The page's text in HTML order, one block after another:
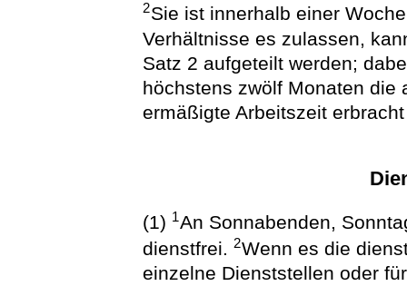
2Sie ist innerhalb einer
Verhältnisse es zulassen,
Satz 2 aufgeteilt werden;
höchstens zwölf Monaten die
ermäßigte Arbeitszeit
(1) 1An Sonnabenden,
dienstfrei.2Wenn es die
einzelne Dienststellen oder